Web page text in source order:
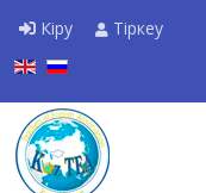
Кіру Тіркеу